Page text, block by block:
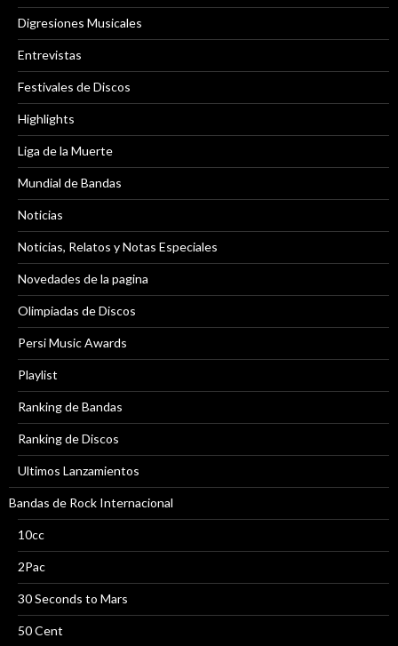
Digresiones Musicales
Entrevistas
Festivales de Discos
Highlights
Liga de la Muerte
Mundial de Bandas
Noticias
Noticias, Relatos y Notas Especiales
Novedades de la pagina
Olimpiadas de Discos
Persi Music Awards
Playlist
Ranking de Bandas
Ranking de Discos
Ultimos Lanzamientos
Bandas de Rock Internacional
10cc
2Pac
30 Seconds to Mars
50 Cent